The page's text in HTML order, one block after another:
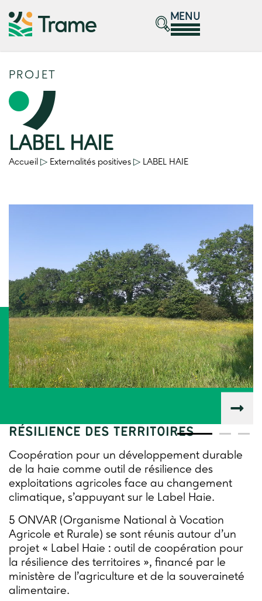
MENU
PROJET
LABEL HAIE
Accueil ▷ Externalités positives ▷ LABEL HAIE
RÉSILIENCE DES TERRITOIRES
Coopération pour un développement durable
de la haie comme outil de résilience des
exploitations agricoles face au changement
climatique, s’appuyant sur le Label Haie.
5 ONVAR (Organisme National à Vocation
Agricole et Rurale) se sont réunis autour d’un
projet « Label Haie : outil de coopération pour
la résilience des territoires », financé par le
ministère de l’agriculture et de la souveraineté
alimentaire.